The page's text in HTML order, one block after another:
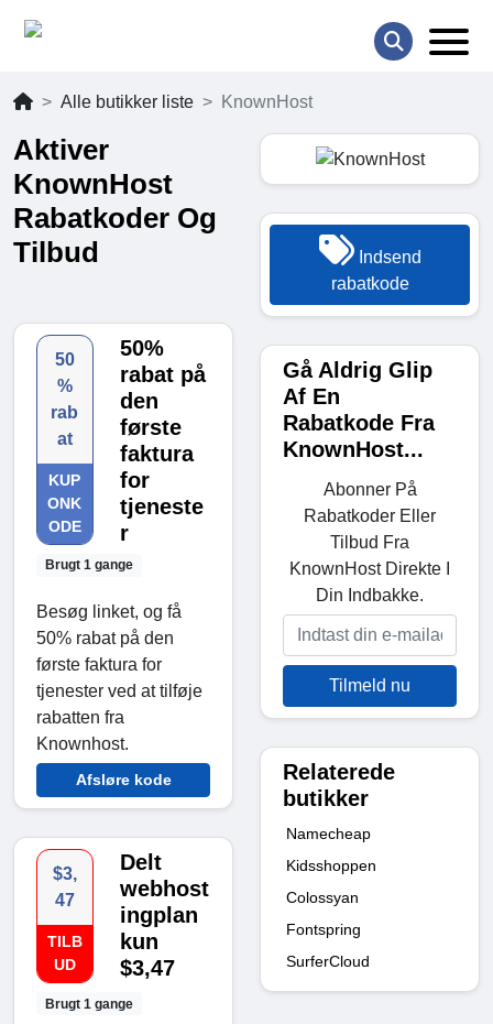
Alle butikker liste KnownHost
Aktiver
KnownHost
Rabatkoder Og
Tilbud
50
%
rab
at
KUP
ONK
ODE
Brugt 1 gange
50%
rabat på
den
første
faktura
for
tjeneste
r
Besøg linket, og få
50% rabat på den
første faktura for
tjenester ved at tilføje
rabatten fra
Knownhost.
Afsløre kode
$3,
47
TILB
UD
Brugt 1 gange
Delt
webhost
ingplan
kun
$3,47
Indsend
rabatkode
Gå Aldrig Glip
Af En
Rabatkode Fra
KnownHost...
Abonner På
Rabatkoder Eller
Tilbud Fra
KnownHost Direkte I
Din Indbakke.
Tilmeld nu
Relaterede
butikker
Namecheap
Kidsshoppen
Colossyan
Fontspring
SurferCloud